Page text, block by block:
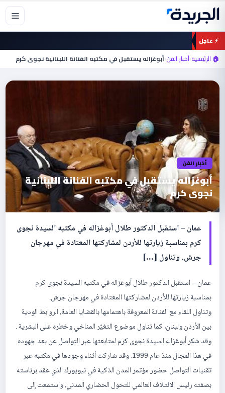
تخطي
المحتوى
⚡ عاجل
🏠 الرئيسية›أخبار الفن›أبوغزاله يستقبل في مكتبه الفنانة اللبنانية نجوى كرم
أخبار الفن
أبوغزاله يستقبل في مكتبه الفنانة اللبنانية
نجوى كرم
عمان – استقبل الدكتور طلال أبوغزاله في مكتبه السيدة نجوى
كرم بمناسبة زيارتها للأردن لمشاركتها المعتادة في مهرجان
جرش. وتناول […]
عمان – استقبل الدكتور طلال أبوغزاله في مكتبه السيدة نجوى كرم
بمناسبة زيارتها للأردن لمشاركتها المعتادة في مهرجان جرش.
وتناول اللقاء مع الفنانة المعروفة باهتمامها بالقضايا العامة، الروابط الودية
بين الأردن ولبنان، كما تناول موضوع التغيّر المناخي وخطره على البشرية .
وقد شكر أبوغزاله السيدة نجوى كرم لمتابعتها عبر التواصل عن بعد جهوده
في هذا المجال منذ عام 1999. وقد شاركت أثناء وجودها في مكتبه عبر
تقنيات التواصل حضور مؤتمر المدن الذكية في نيويورك الذي عقد برئاسته
بصفته رئيس الائتلاف العالمي للتحول الحضاري المدني، واستمعت إلى